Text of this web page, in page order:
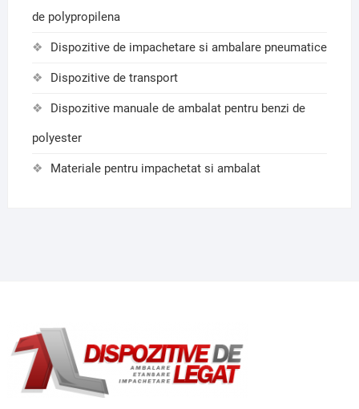
de polypropilena
Dispozitive de impachetare si ambalare pneumatice
Dispozitive de transport
Dispozitive manuale de ambalat pentru benzi de
polyester
Materiale pentru impachetat si ambalat